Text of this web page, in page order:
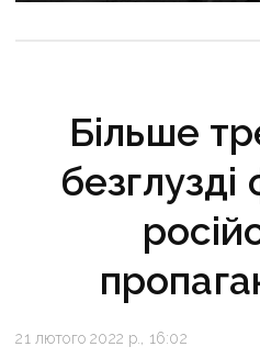
Більше
безглузді
21 лютого 2022 р., 16:02